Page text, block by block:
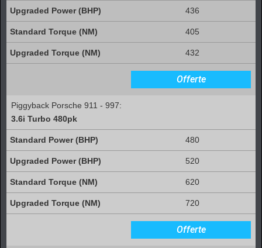
436
405
432
Offerte
Piggyback Porsche 911 - 997:
3.6i Turbo 480pk
480
520
620
720
Offerte